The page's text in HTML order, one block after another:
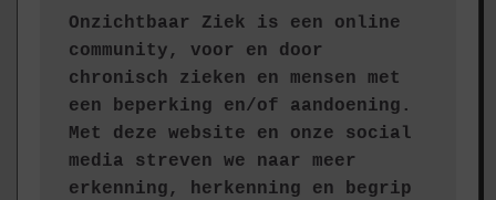
Onzichtbaar Ziek is een online
community, voor en door
chronisch zieken en mensen met
een beperking en/of aandoening.
Met deze website en onze social
media streven we naar meer
erkenning, herkenning en begrip